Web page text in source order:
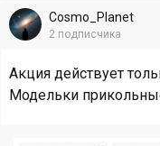
Cosmo_Planet
2 подписчика
Акция действует
Модельки